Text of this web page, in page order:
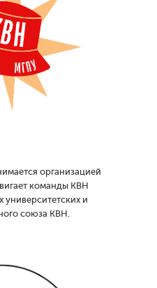
организацией
команды КВН
университетских и
союза КВН.